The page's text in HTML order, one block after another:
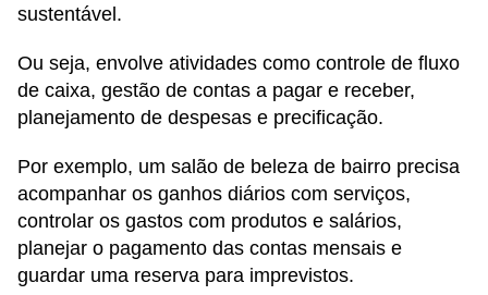
sustentável.
Ou seja, envolve atividades como controle de fluxo
de caixa, gestão de contas a pagar e receber,
planejamento de despesas e precificação.
Por exemplo, um salão de beleza de bairro precisa
acompanhar os ganhos diários com serviços,
controlar os gastos com produtos e salários,
planejar o pagamento das contas mensais e
guardar uma reserva para imprevistos.